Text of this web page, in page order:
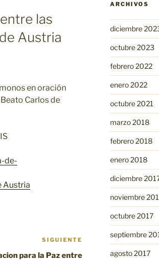
las
Austria
en oración
Carlos de
de-
Austria
Siguiente
entrada
SIGUIENTE
para la Paz entre
ARCHIVOS
diciembre
octubre 2023
febrero 2022
enero 2022
octubre 2021
marzo 2018
febrero 2018
enero 2018
diciembre
noviembre
octubre 2017
septiembre
agosto 2017